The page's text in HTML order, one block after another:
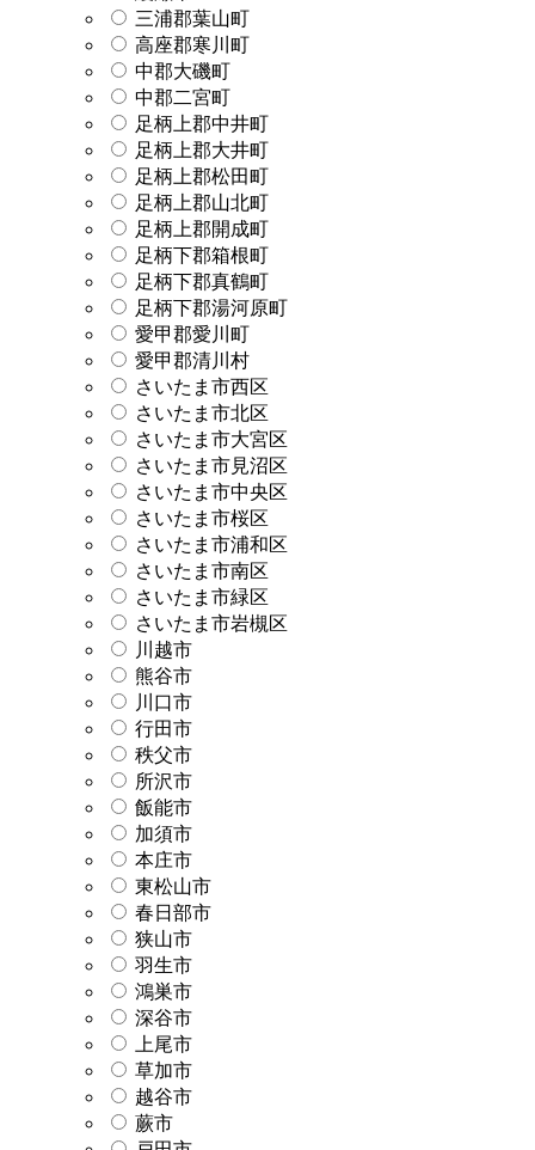
三浦郡葉山町
高座郡寒川町
中郡大磯町
中郡二宮町
足柄上郡中井町
足柄上郡大井町
足柄上郡松田町
足柄上郡山北町
足柄上郡開成町
足柄下郡箱根町
足柄下郡真鶴町
足柄下郡湯河原町
愛甲郡愛川町
愛甲郡清川村
さいたま市西区
さいたま市北区
さいたま市大宮区
さいたま市見沼区
さいたま市中央区
さいたま市桜区
さいたま市浦和区
さいたま市南区
さいたま市緑区
さいたま市岩槻区
川越市
熊谷市
川口市
行田市
秩父市
所沢市
飯能市
加須市
本庄市
東松山市
春日部市
狭山市
羽生市
鴻巣市
深谷市
上尾市
草加市
越谷市
蕨市